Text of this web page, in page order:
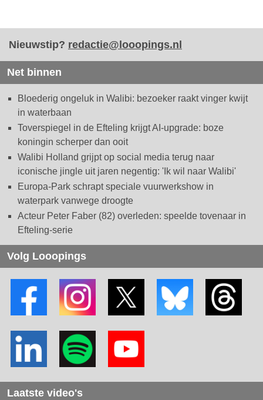
Nieuwstip? redactie@looopings.nl
Net binnen
Bloederig ongeluk in Walibi: bezoeker raakt vinger kwijt
in waterbaan
Toverspiegel in de Efteling krijgt AI-upgrade: boze
koningin scherper dan ooit
Walibi Holland grijpt op social media terug naar
iconische jingle uit jaren negentig: 'Ik wil naar Walibi'
Europa-Park schrapt speciale vuurwerkshow in
waterpark vanwege droogte
Acteur Peter Faber (82) overleden: speelde tovenaar in
Efteling-serie
Volg Looopings
Laatste video's